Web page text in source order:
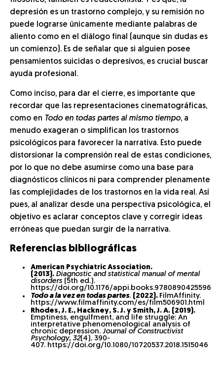
depresión es un trastorno complejo, y su remisión no
puede lograrse únicamente mediante palabras de
aliento como en el diálogo final (aunque sin dudas es
un comienzo). Es de señalar que si alguien posee
pensamientos suicidas o depresivos, es crucial buscar
ayuda profesional.
Como inciso, para dar el cierre, es importante que
recordar que las representaciones cinematográficas,
como en Todo en todas partes al mismo tiempo, a
menudo exageran o simplifican los trastornos
psicológicos para favorecer la narrativa. Esto puede
distorsionar la comprensión real de estas condiciones,
por lo que no debe asumirse como una base para
diagnósticos clínicos ni para comprender plenamente
las complejidades de los trastornos en la vida real. Así
pues, al analizar desde una perspectiva psicológica, el
objetivo es aclarar conceptos clave y corregir ideas
erróneas que puedan surgir de la narrativa.
Referencias bibliográficas
American Psychiatric Association.
(2013). Diagnostic and statistical manual of mental
disorders (5th ed.).
https://doi.org/10.1176/appi.books.9780890425596
Todo a la vez en todas partes. (2022). FilmAffinity.
https://www.filmaffinity.com/es/film506901.html
Rhodes, J. E., Hackney, S. J. y Smith, J. A. (2019).
Emptiness, engulfment, and life struggle: An
interpretative phenomenological analysis of
chronic depression. Journal of Constructivist
Psychology, 32(4), 390-
407. https://doi.org/10.1080/10720537.2018.1515046